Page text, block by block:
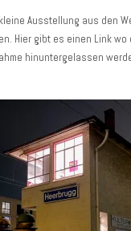
Ausstellung aus den
Hier gibt es einen Link
hinuntergelassen